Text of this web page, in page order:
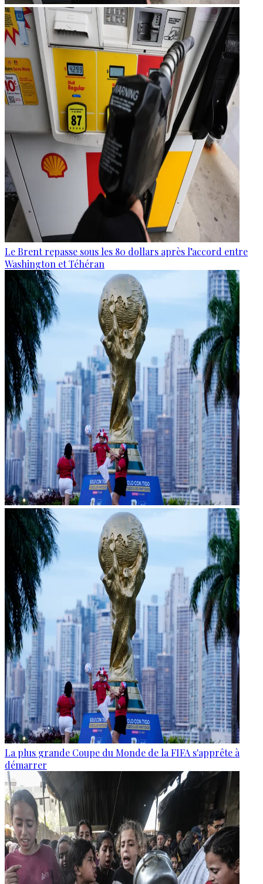
Le Brent repasse sous les 80 dollars après l’accord entre
Washington et Téhéran
La plus grande Coupe du Monde de la FIFA s'apprête à
démarrer